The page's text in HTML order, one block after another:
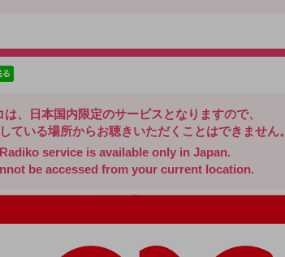
は、日本国内限定のサービスとなりますので、
ている場所からお聴きいただくことはできません。
Radiko service is available only in Japan.
be accessed from your current location.